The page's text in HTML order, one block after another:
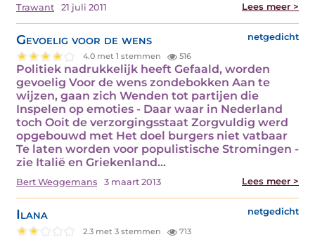
Trawant 21 juli 2011 Lees meer >
Gevoelig voor de wens netgedicht
4.0 met 1 stemmen 516
Politiek nadrukkelijk heeft Gefaald, worden
gevoelig Voor de wens zondebokken Aan te
wijzen, gaan zich Wenden tot partijen die
Inspelen op emoties - Daar waar in Nederland
toch Ooit de verzorgingsstaat Zorgvuldig werd
opgebouwd met Het doel burgers niet vatbaar
Te laten worden voor populistische Stromingen -
zie Italië en Griekenland…
Bert Weggemans 3 maart 2013 Lees meer >
Ilana netgedicht
2.3 met 3 stemmen 713